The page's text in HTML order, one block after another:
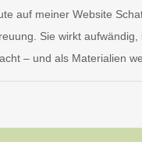
auf meiner Website
Sie wirkt aufwändig,
– und als Materialien